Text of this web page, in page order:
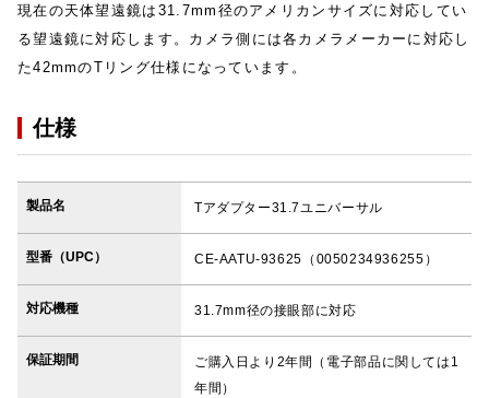
現在の天体望遠鏡は31.7mm径のアメリカンサイズに対応してい
る望遠鏡に対応します。カメラ側には各カメラメーカーに対応し
た42mmのTリング仕様になっています。
仕様
製品名 Tアダプター31.7ユニバーサル
型番（UPC） CE-AATU-93625（0050234936255）
対応機種 31.7mm径の接眼部に対応
保証期間
ご購入日より2年間（電子部品に関しては1
年間）